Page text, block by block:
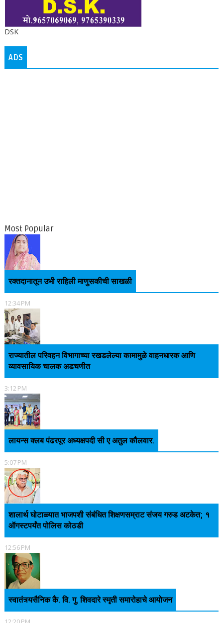
DSK
ADS
Most Popular
रक्तदानातून उभी राहिली माणुसकीची साखळी
12:34 PM
राज्यातील परिवहन विभागाच्या रखडलेल्या कामामुळे वाहनधारक आणि
व्यावसायिक चालक अडचणीत
3:12 PM
लायन्स क्लब पंढरपूर अध्यक्षपदी सी ए अतुल कौलवार.
5:07 PM
शालार्थ घोटाळ्यात भाजपशी संबंधित शिक्षणसम्राट संजय गरुड अटकेत; १
ऑगस्टपर्यंत पोलिस कोठडी
12:56 PM
स्वातंत्र्यसैनिक कै. वि. गु. शिवदारे स्मृती समारोहाचे आयोजन